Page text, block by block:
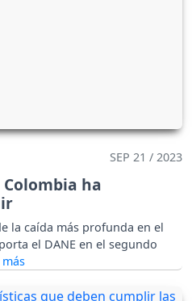
SEP 21 / 2023
ha
la caída más profunda en el
el DANE en el segundo